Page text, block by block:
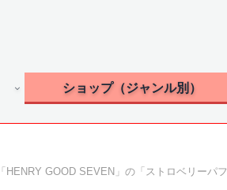
ショップ（ジャンル別）
HENRY GOOD SEVEN」の「ストロベリーパフ